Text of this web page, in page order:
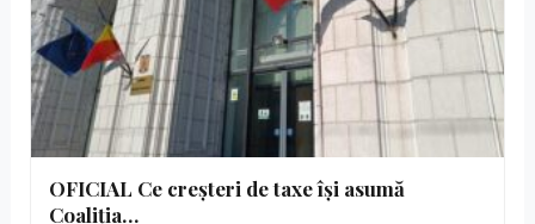
OFICIAL Ce creșteri de taxe își asumă
Coaliția…